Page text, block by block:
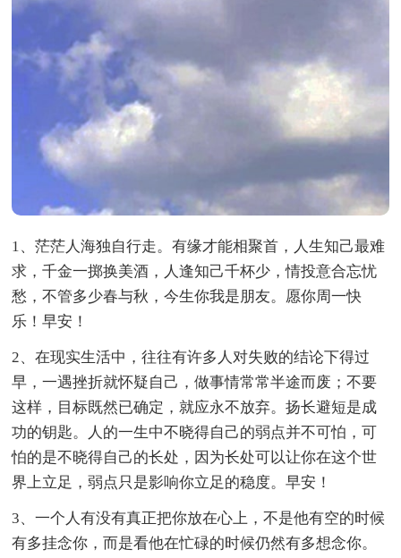
1、茫茫人海独自行走。有缘才能相聚首，人生知己最难
求，千金一掷换美酒，人逢知己千杯少，情投意合忘忧
愁，不管多少春与秋，今生你我是朋友。愿你周一快
乐！早安！
2、在现实生活中，往往有许多人对失败的结论下得过
早，一遇挫折就怀疑自己，做事情常常半途而废；不要
这样，目标既然已确定，就应永不放弃。扬长避短是成
功的钥匙。人的一生中不晓得自己的弱点并不可怕，可
怕的是不晓得自己的长处，因为长处可以让你在这个世
界上立足，弱点只是影响你立足的稳度。早安！
3、一个人有没有真正把你放在心上，不是他有空的时候
有多挂念你，而是看他在忙碌的时候仍然有多想念你。